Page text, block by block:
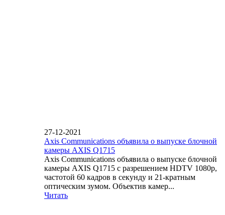
27-12-2021
Axis Communications объявила о выпуске блочной
камеры AXIS Q1715
Axis Communications объявила о выпуске блочной
камеры AXIS Q1715 с разрешением HDTV 1080p,
частотой 60 кадров в секунду и 21-кратным
оптическим зумом. Объектив камер...
Читать